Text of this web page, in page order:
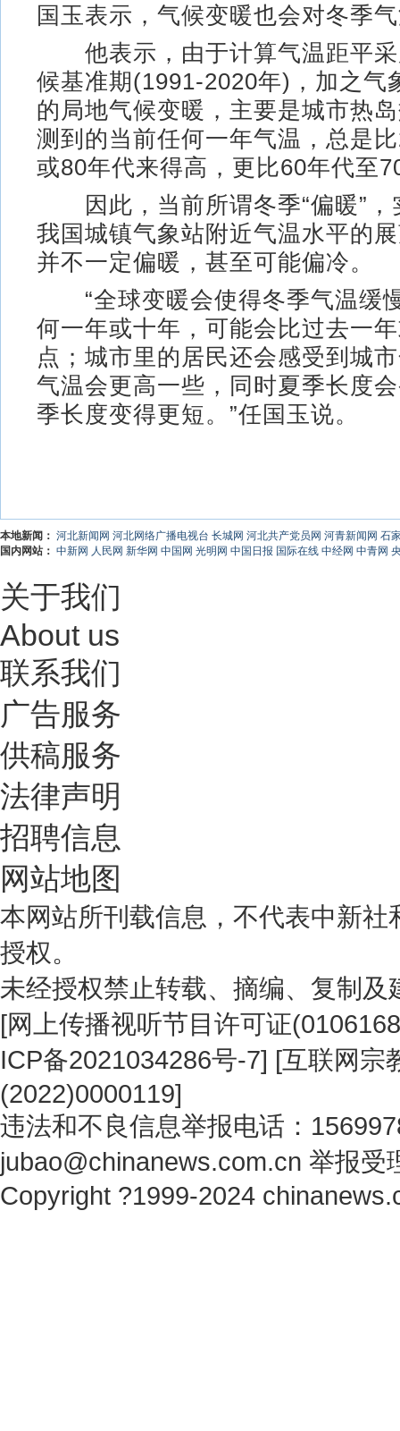
国玉表示，气候变暖也会对冬季
他表示，由于计算气温距平采
候基准期(1991-2020年)，加之气
的局地气候变暖，主要是城市热
测到的当前任何一年气温，总是
或80年代来得高，更比60年代至
因此，当前所谓冬季“偏暖”，
我国城镇气象站附近气温水平的
并不一定偏暖，甚至可能偏冷。
“全球变暖会使得冬季气温缓
何一年或十年，可能会比过去一
点；城市里的居民还会感受到城
气温会更高一些，同时夏季长度
季长度变得更短。”任国玉说。
本地新闻： 河北新闻网 河北网络广播电视台 长城网 河北共产党员网 河青新闻网 石
国内网站： 中新网 人民网 新华网 中国网 光明网 中国日报 国际在线 中经网 中青网
关于我们
About us
联系我们
广告服务
供稿服务
法律声明
招聘信息
网站地图
本网站所刊载信息，不代表中新
授权。
未经授权禁止转载、摘编、复制
[网上传播视听节目许可证
ICP备2021034286号-7] [互联网宗
(2022)0000119]
违法和不良信息举报电话：
jubao@chinanews.com.cn 举报受
Copyright ?1999-2024